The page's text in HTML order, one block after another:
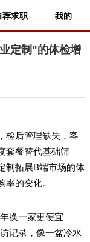
荐求职 我的
定制"的体检增
后管理缺失，客
套餐替代基础筛
制拓展B端市场的体
的变化。
换一家更便宜
记录，像一盆冷水